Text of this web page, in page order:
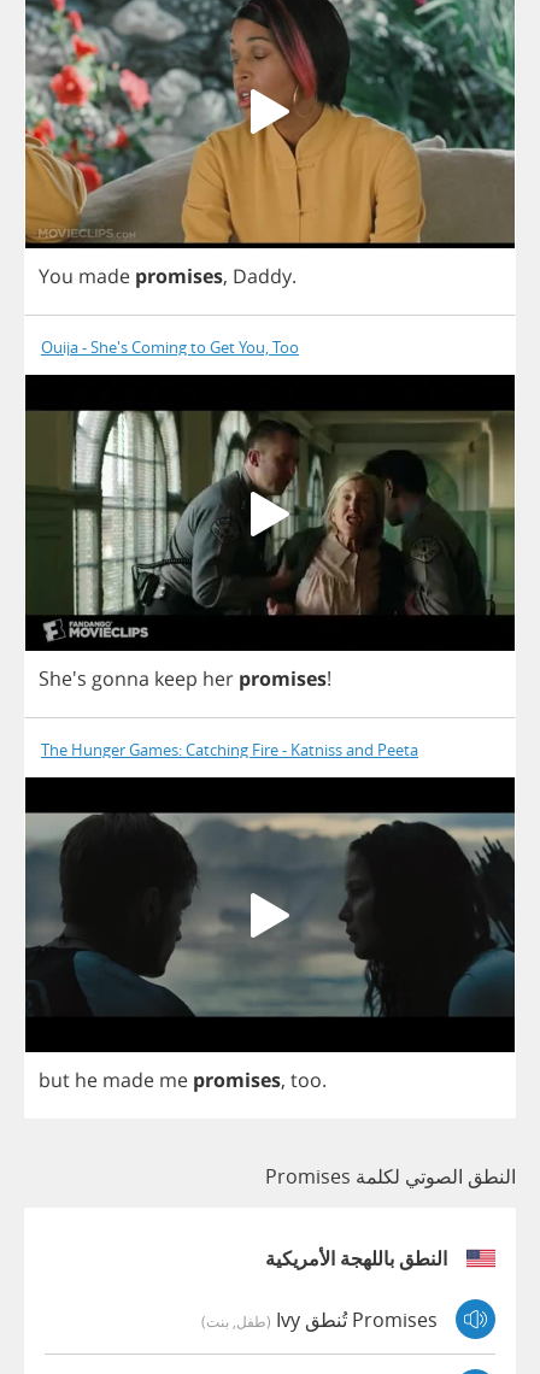
You made promises, Daddy.
Ouija - She's Coming to Get You, Too
She's gonna keep her promises!
The Hunger Games: Catching Fire - Katniss and Peeta
but he made me promises, too.
النطق الصوتي لكلمة Promises
النطق باللهجة الأمريكية
Promises تُنطق Ivy (طفل, بنت)